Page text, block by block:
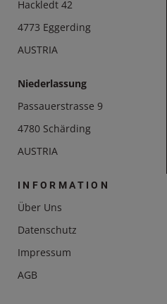
Hackledt 42
4773 Eggerding
AUSTRIA
Niederlassung
Passauerstrasse 9
4780 Schärding
AUSTRIA
INFORMATION
Über Uns
Datenschutz
Impressum
AGB